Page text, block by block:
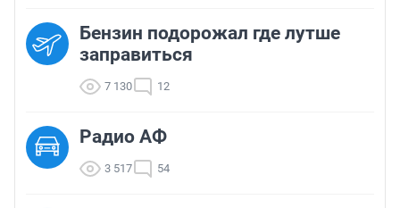
Бензин подорожал где лутше
заправиться
7 130 12
Радио АФ
3 517 54